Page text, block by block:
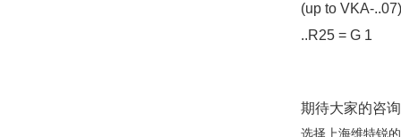
(up to VKA-..07)
..R25 = G 1
期待大家的咨
选择上海维特锐